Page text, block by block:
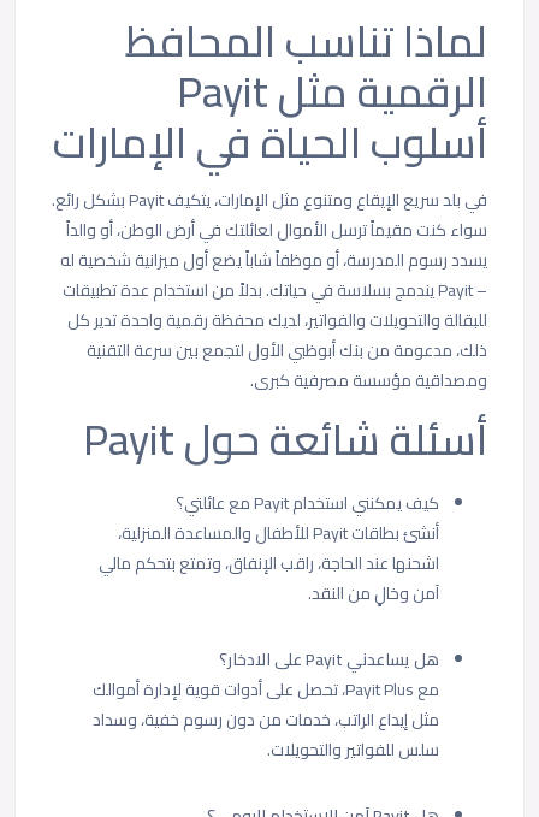
لماذا تناسب المحافظ
الرقمية مثل Payit
أسلوب الحياة في الإمارات
في بلد سريع الإيقاع ومتنوع مثل الإمارات، يتكيف Payit بشكل رائع.
سواء كنت مقيماً ترسل الأموال لعائلتك في أرض الوطن، أو والداً
يسدد رسوم المدرسة، أو موظفاً شاباً يضع أول ميزانية شخصية له
– Payit يندمج بسلاسة في حياتك. بدلاً من استخدام عدة تطبيقات
للبقالة والتحويلات والفواتير، لديك محفظة رقمية واحدة تدير كل
ذلك، مدعومة من بنك أبوظبي الأول لتجمع بين سرعة التقنية
ومصداقية مؤسسة مصرفية كبرى.
أسئلة شائعة حول Payit
كيف يمكنني استخدام Payit مع عائلتي؟
أنشئ بطاقات Payit للأطفال والمساعدة المنزلية،
اشحنها عند الحاجة، راقب الإنفاق، وتمتع بتحكم مالي
آمن وخالٍ من النقد.
هل يساعدني Payit على الادخار؟
مع Payit Plus، تحصل على أدوات قوية لإدارة أموالك
مثل إيداع الراتب، خدمات من دون رسوم خفية، وسداد
سلس للفواتير والتحويلات.